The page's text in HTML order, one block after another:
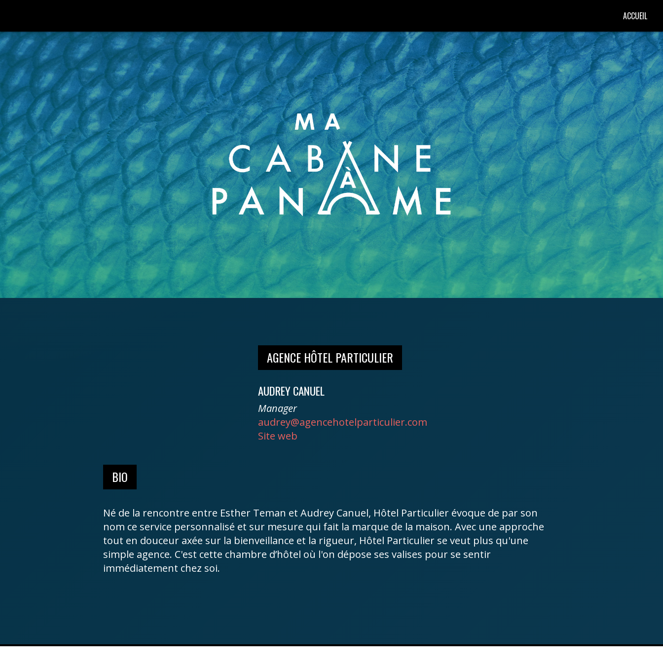
ACCUEIL
AGENCE HÔTEL PARTICULIER
AUDREY CANUEL
Manager
audrey@agencehotelparticulier.com
Site web
BIO
Né de la rencontre entre Esther Teman et Audrey Canuel, Hôtel Particulier évoque de par son
nom ce service personnalisé et sur mesure qui fait la marque de la maison. Avec une approche
tout en douceur axée sur la bienveillance et la rigueur, Hôtel Particulier se veut plus qu'une
simple agence. C'est cette chambre d’hôtel où l'on dépose ses valises pour se sentir
immédiatement chez soi.